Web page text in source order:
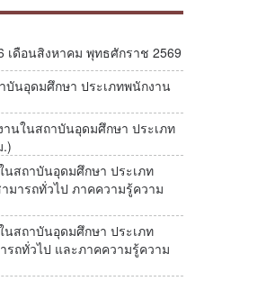
ดือนสิงหาคม พุทธศักราช 2569
บันอุดมศึกษา ประเภทพนักงาน
านในสถาบันอุดมศึกษา ประเภท
สถาบันอุดมศึกษา ประเภท
ารถทั่วไป ภาคความรู้ความ
สถาบันอุดมศึกษา ประเภท
รถทั่วไป และภาคความรู้ความ